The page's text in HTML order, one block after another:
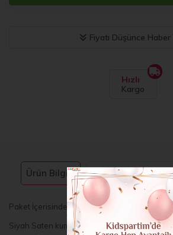
Fiyatı Düşünce
Hızlı
Kargo
Ürün Bilgisi Taksit Seçenekleri
Paket İçerisinde 1 adet Bulunmaktadır.
Siyah Saten kumaş üzerine gümüş renginde